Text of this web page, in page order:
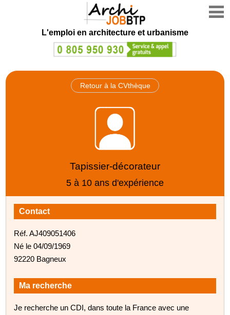
L'emploi en architecture et urbanisme
Retour à la CVthèque
Tapissier-décorateur
5 à 10 ans d'expérience
Contact
Réf. AJ409051406
Né le 04/09/1969
92220 Bagneux
Ma recherche
Je recherche un CDI, dans toute la France avec une